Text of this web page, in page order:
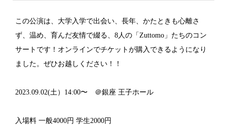
この公演は、大学入学で出会い、長年、かたときも心離さ
ず、温め、育んだ友情で綴る、8人の「Zuttomo」たちのコン
サートです！オンラインでチケットが購入できるようになり
ました。ぜひお越しください！！
2023.09.02(土）14:00〜 ＠銀座 王子ホール
入場料 一般4000円 学生2000円